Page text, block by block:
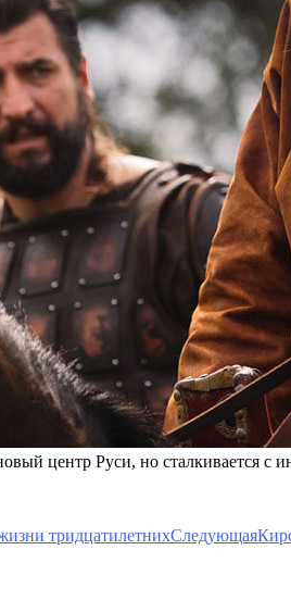
центр Руси, но сталкивается с
тридцатилетнихСледующая